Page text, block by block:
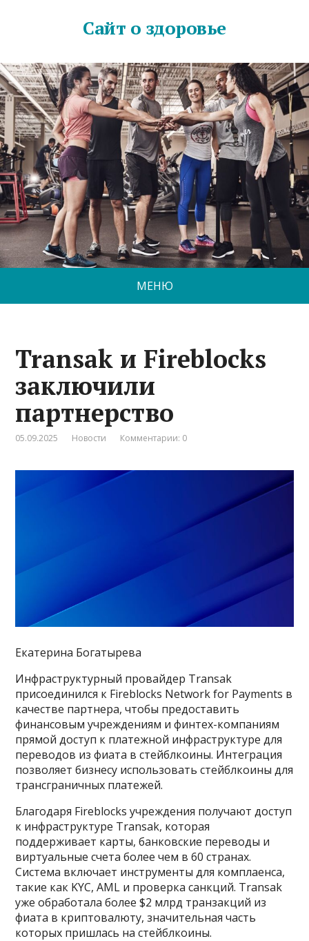
Сайт о здоровье
МЕНЮ
Transak и Fireblocks
заключили
партнерство
05.09.2025 Новости Комментарии: 0
Екатерина Богатырева
Инфраструктурный провайдер Transak
присоединился к Fireblocks Network for Payments в
качестве партнера, чтобы предоставить
финансовым учреждениям и финтех-компаниям
прямой доступ к платежной инфраструктуре для
переводов из фиата в стейблкоины. Интеграция
позволяет бизнесу использовать стейблкоины для
трансграничных платежей.
Благодаря Fireblocks учреждения получают доступ
к инфраструктуре Transak, которая
поддерживает карты, банковские переводы и
виртуальные счета более чем в 60 странах.
Система включает инструменты для комплаенса,
такие как KYC, AML и проверка санкций. Transak
уже обработала более $2 млрд транзакций из
фиата в криптовалюту, значительная часть
которых пришлась на стейблкоины.